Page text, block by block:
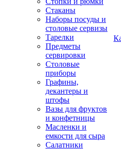
Стаканы
Наборы посуды и
столовые сервизы
Тарелки
Предметы
сервировки
Столовые
приборы
Графины,
декантеры и
штофы
Вазы для фруктов
и конфетницы
Масленки и
емкости для сыра
Салатники